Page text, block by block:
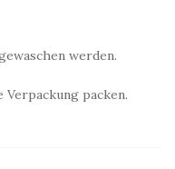
werden.
packen.